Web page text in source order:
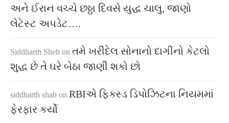
અને ઈરાન વચ્ચે છઠ્ઠા દિવસે યુદ્ધ ચાલુ, જાણો
લેટેસ્ટ અપડેટ….
Siddharth Sheh on તમે ખરીદેલ સોનાનો દાગીનો કેટલો
શુદ્ધ છે તે ઘરે બેઠા જાણી શકો છો
siddharth shah on RBIએ ફિક્સ્ડ ડિપોઝિટના નિયમમાં
ફેરફાર કર્યો